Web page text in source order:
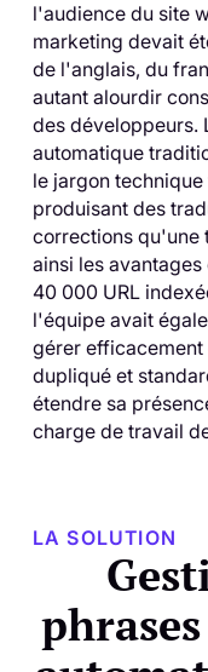
l'audience du site
marketing devait
de l'anglais, du
autant alourdir
des développeurs.
automatique
le jargon
produisant des
corrections qu'une
ainsi les
40 000 URL
l'équipe avait
gérer
dupliqué et
étendre sa
charge de travail
LA SOLUTION